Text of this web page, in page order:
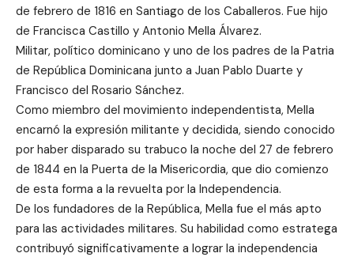
de febrero de 1816 en Santiago de los Caballeros. Fue hijo
de Francisca Castillo y Antonio Mella Álvarez.
Militar, político dominicano y uno de los padres de la Patria
de República Dominicana junto a Juan Pablo Duarte y
Francisco del Rosario Sánchez.
Como miembro del movimiento independentista, Mella
encarnó la expresión militante y decidida, siendo conocido
por haber disparado su trabuco la noche del 27 de febrero
de 1844 en la Puerta de la Misericordia, que dio comienzo
de esta forma a la revuelta por la Independencia.
De los fundadores de la República, Mella fue el más apto
para las actividades militares. Su habilidad como estratega
contribuyó significativamente a lograr la independencia